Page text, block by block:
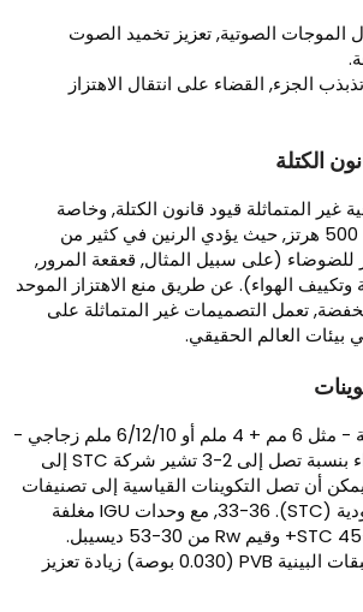
الصوتية, تعزيز تخميد الصوت
الجزء, القضاء على انتقال الاهتزاز
الكتلة
المتماثلة قيود قانون الكتلة, وخاصة
بالنسبة للترددات أدناه 500 هرتز, حيث يؤدي الرنين في كثير من
(على سبيل المثال, قعقعة المرور,
الهواء). عن طريق منع الاهتزاز الموحد
تعمل التصميمات غير المتماثلة على
العالم الحقيقي.
الإعدادات غير المتماثلة - مثل 6 مم + 4 ملم أو 6/12/10 ملم زجاجي -
يعمل على تحسين الأداء بنسبة تصل إلى 2-3 تشير شركة STC إلى
أن تصل التكوينات القياسية إلى تصنيفات
شركة الاتصالات السعودية (STC). 33-36, مع وحدات IGU مغلفة
عالية الأداء تحقق STC 45-50+ وقيم Rw من 30-53 ديسيبل.
الفجوات الهوائية والطبقات البينية PVB (0.030 بوصة) زيادة تعزيز